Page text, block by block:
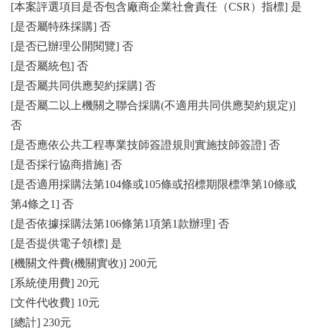
[本案評選項目是否包含廠商企業社會責任（CSR）指標] 是
[是否屬特殊採購] 否
[是否已辦理公開閱覽] 否
[是否屬統包] 否
[是否屬共同供應契約採購] 否
[是否屬二以上機關之聯合採購(不適用共同供應契約規定)]
否
[是否應依公共工程專業技師簽證規則實施技師簽證] 否
[是否採行協商措施] 否
[是否適用採購法第104條或105條或招標期限標準第10條或
第4條之1] 否
[是否依據採購法第106條第1項第1款辦理] 否
[是否提供電子領標] 是
[機關文件費(機關實收)] 200元
[系統使用費] 20元
[文件代收費] 10元
[總計] 230元